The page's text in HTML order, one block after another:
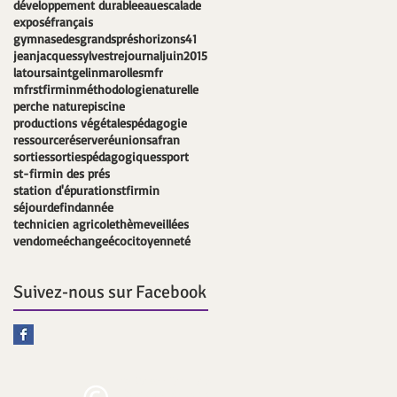
développement durableeauescalade
exposéfrançais
gymnasedesgrandspréshorizons41
jeanjacquessylvestrejournaljuin2015
latoursaintgelinmarollesmfr
mfrstfirminméthodologienaturelle
perche naturepiscine
productions végétalespédagogie
ressourceréserveréunionsafran
sortiessortiespédagogiquessport
st-firmin des prés
station d'épurationstfirmin
séjourdefindannée
technicien agricolethèmeveillées
vendomeéchangeécocitoyenneté
Suivez-nous sur Facebook